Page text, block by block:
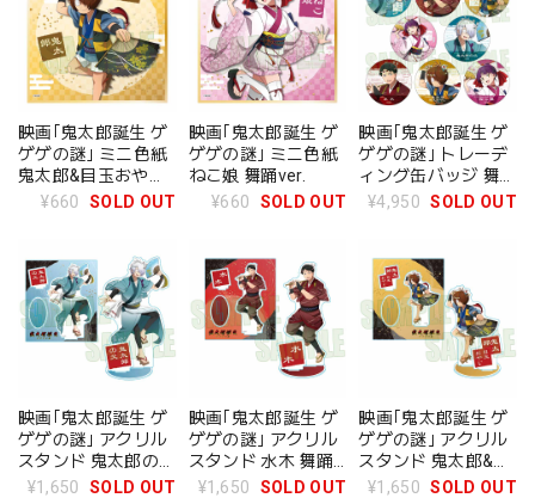
映画｢鬼太郎誕生 ゲ
ゲゲの謎｣ ミニ色紙
鬼太郎&目玉おやじ
舞踊ver.
¥660 SOLD OUT
映画｢鬼太郎誕生 ゲ
ゲゲの謎｣ ミニ色紙
ねこ娘 舞踊ver.
¥660
SOLD OUT
映画｢鬼太郎誕生 ゲ
ゲゲの謎｣ トレーデ
ィング缶バッジ 舞踊
ver. BOX
¥4,950 SOLD OUT
映画｢鬼太郎誕生 ゲ
ゲゲの謎｣ アクリル
スタンド 鬼太郎の父
舞踊ver.
¥1,650 SOLD OUT
映画｢鬼太郎誕生 ゲ
ゲゲの謎｣ アクリル
スタンド 水木 舞踊
ver.
¥1,650 SOLD OUT
映画｢鬼太郎誕生 ゲ
ゲゲの謎｣ アクリル
スタンド 鬼太郎&目
玉おやじ 舞踊ver.
¥1,650 SOLD OUT